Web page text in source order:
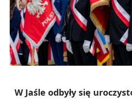
W Jaśle odbyły się